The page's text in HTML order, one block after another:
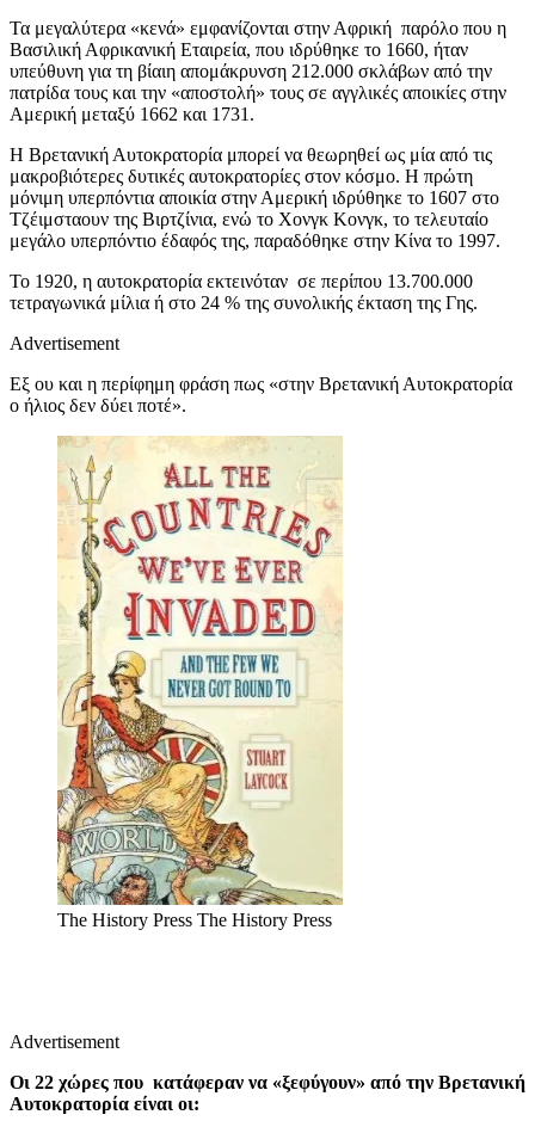
Τα μεγαλύτερα «κενά» εμφανίζονται στην Αφρική παρόλο που η
Βασιλική Αφρικανική Εταιρεία, που ιδρύθηκε το 1660, ήταν
υπεύθυνη για τη βίαιη απομάκρυνση 212.000 σκλάβων από την
πατρίδα τους και την «αποστολή» τους σε αγγλικές αποικίες στην
Αμερική μεταξύ 1662 και 1731.
Η Βρετανική Αυτοκρατορία μπορεί να θεωρηθεί ως μία από τις
μακροβιότερες δυτικές αυτοκρατορίες στον κόσμο. Η πρώτη
μόνιμη υπερπόντια αποικία στην Αμερική ιδρύθηκε το 1607 στο
Τζέιμσταουν της Βιρτζίνια, ενώ το Χονγκ Κονγκ, το τελευταίο
μεγάλο υπερπόντιο έδαφός της, παραδόθηκε στην Κίνα το 1997.
Το 1920, η αυτοκρατορία εκτεινόταν σε περίπου 13.700.000
τετραγωνικά μίλια ή στο 24 % της συνολικής έκταση της Γης.
Advertisement
Εξ ου και η περίφημη φράση πως «στην Βρετανική Αυτοκρατορία
ο ήλιος δεν δύει ποτέ».
The History Press The History Press
Advertisement
Οι 22 χώρες που κατάφεραν να «ξεφύγουν» από την Βρετανική
Αυτοκρατορία είναι οι: